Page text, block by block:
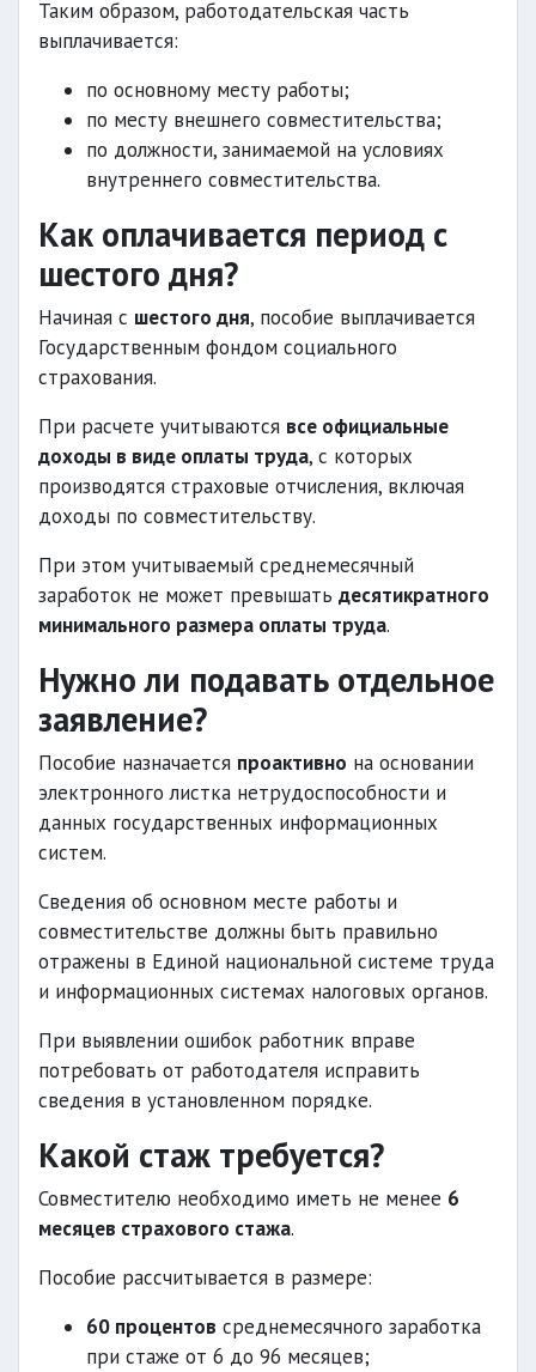
Таким образом, работодательская часть
выплачивается:
по основному месту работы;
по месту внешнего совместительства;
по должности, занимаемой на условиях
внутреннего совместительства.
Как оплачивается период с
шестого дня?
Начиная с шестого дня, пособие выплачивается
Государственным фондом социального
страхования.
При расчете учитываются все официальные
доходы в виде оплаты труда, с которых
производятся страховые отчисления, включая
доходы по совместительству.
При этом учитываемый среднемесячный
заработок не может превышать десятикратного
минимального размера оплаты труда.
Нужно ли подавать отдельное
заявление?
Пособие назначается проактивно на основании
электронного листка нетрудоспособности и
данных государственных информационных
систем.
Сведения об основном месте работы и
совместительстве должны быть правильно
отражены в Единой национальной системе труда
и информационных системах налоговых органов.
При выявлении ошибок работник вправе
потребовать от работодателя исправить
сведения в установленном порядке.
Какой стаж требуется?
Совместителю необходимо иметь не менее 6
месяцев страхового стажа.
Пособие рассчитывается в размере:
60 процентов среднемесячного заработка
при стаже от 6 до 96 месяцев;